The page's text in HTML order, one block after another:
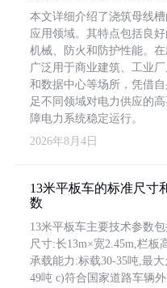
本文详细介绍了浇筑母线槽
应用领域。其特点包括良好
机械、防火和防护性能。在
广泛用于商业建筑、工业
和数据中心等场所，凭借
足不同领域对电力供应的
障电力系统稳定运行。
2026年8月4日
13米平板车的标准尺寸
数
13米平板车主要技术参数
尺寸:长13m×宽2.45m,栏板
承载能力:标载30-35吨,最
49吨 c)符合国家道路车辆